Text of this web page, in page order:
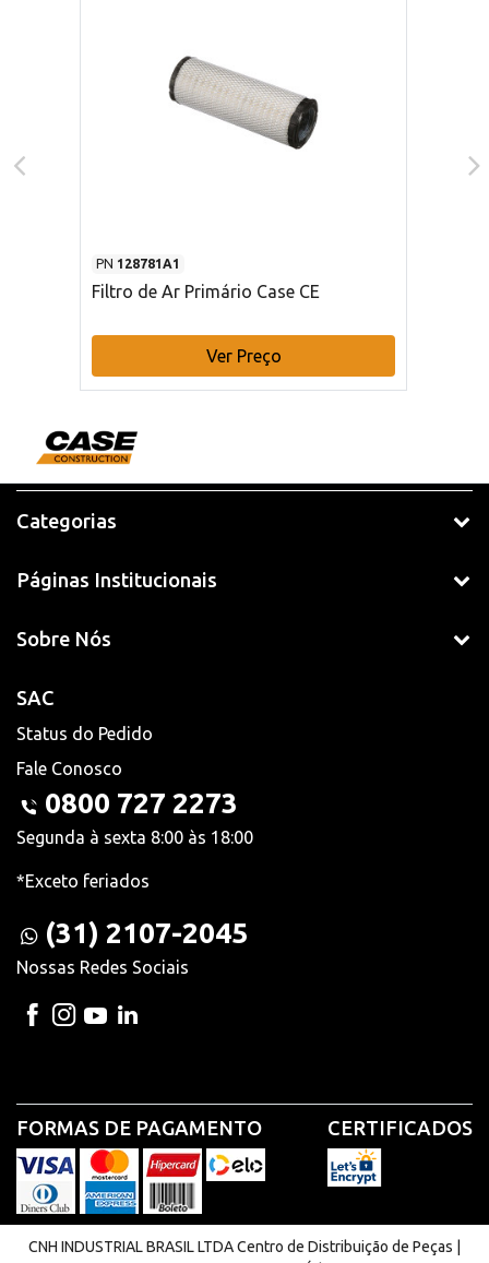
PN 128781A1
Filtro de Ar Primário Case CE
Ver Preço
Categorias
Páginas Institucionais
Sobre Nós
SAC
Status do Pedido
Fale Conosco
0800 727 2273
Segunda à sexta 8:00 às 18:00
*Exceto feriados
(31) 2107-2045
Nossas Redes Sociais
FORMAS DE PAGAMENTO CERTIFICADOS
CNH INDUSTRIAL BRASIL LTDA Centro de Distribuição de Peças |